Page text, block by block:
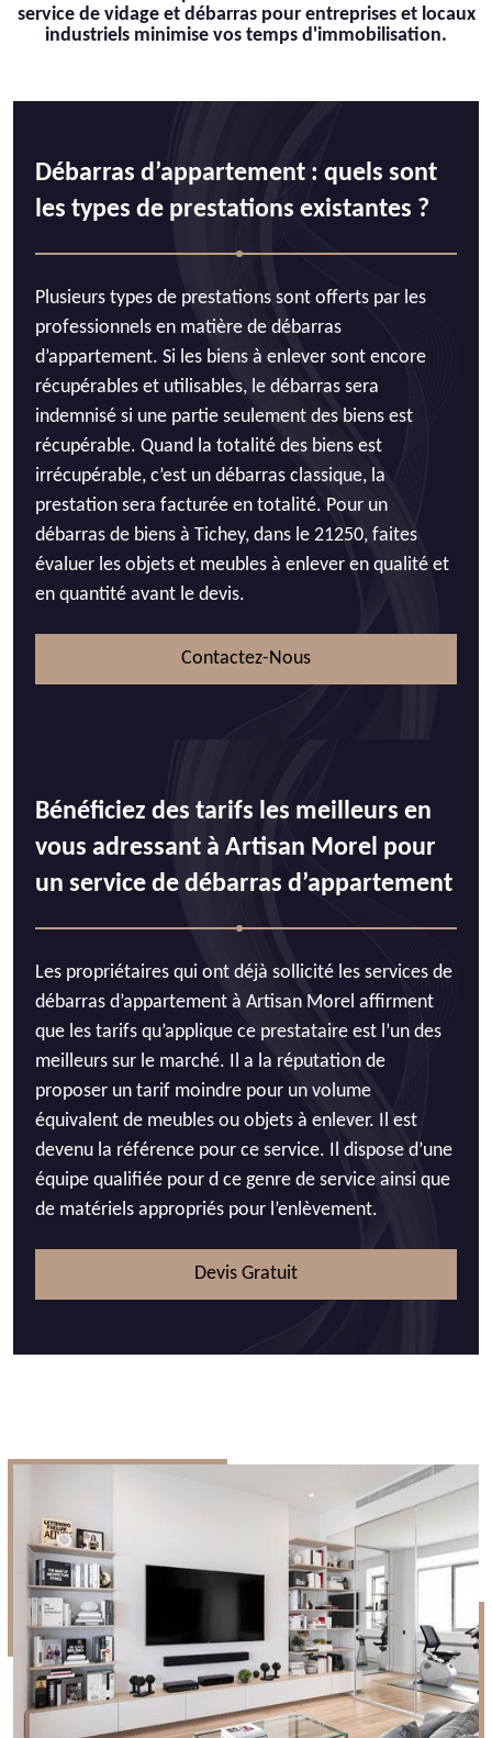
service de vidage et débarras pour entreprises et locaux
industriels minimise vos temps d'immobilisation.
Débarras d’appartement : quels sont
les types de prestations existantes ?
Plusieurs types de prestations sont offerts par les
professionnels en matière de débarras
d’appartement. Si les biens à enlever sont encore
récupérables et utilisables, le débarras sera
indemnisé si une partie seulement des biens est
récupérable. Quand la totalité des biens est
irrécupérable, c’est un débarras classique, la
prestation sera facturée en totalité. Pour un
débarras de biens à Tichey, dans le 21250, faites
évaluer les objets et meubles à enlever en qualité et
en quantité avant le devis.
Contactez-Nous
Bénéficiez des tarifs les meilleurs en
vous adressant à Artisan Morel pour
un service de débarras d’appartement
Les propriétaires qui ont déjà sollicité les services de
débarras d’appartement à Artisan Morel affirment
que les tarifs qu’applique ce prestataire est l’un des
meilleurs sur le marché. Il a la réputation de
proposer un tarif moindre pour un volume
équivalent de meubles ou objets à enlever. Il est
devenu la référence pour ce service. Il dispose d’une
équipe qualifiée pour d ce genre de service ainsi que
de matériels appropriés pour l’enlèvement.
Devis Gratuit